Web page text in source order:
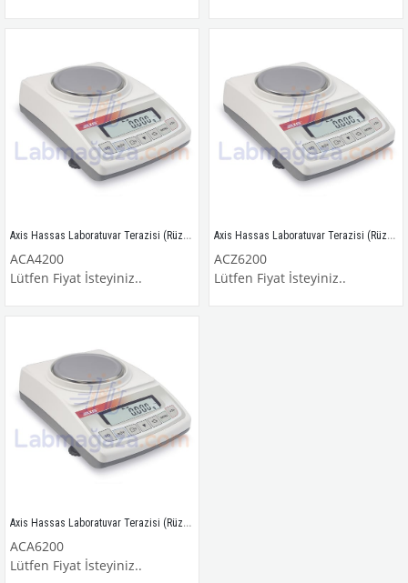
Axis Hassas Laboratuvar Terazisi (Rüzgarlıklı) / ACA4200
ACA4200
Lütfen Fiyat İsteyiniz..
Axis Hassas Laboratuvar Terazisi (Rüzgarlıklı) / ACZ6200
ACZ6200
Lütfen Fiyat İsteyiniz..
Axis Hassas Laboratuvar Terazisi (Rüzgarlıklı) / ACA6200
ACA6200
Lütfen Fiyat İsteyiniz..